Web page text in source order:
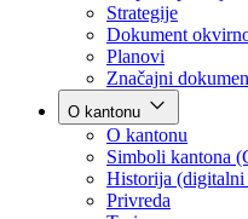
Poslovnik
Program
Ekspoze premijera
Strategije
Dokument
Planovi
Značajni dokumenti
O kantonu
O kantonu